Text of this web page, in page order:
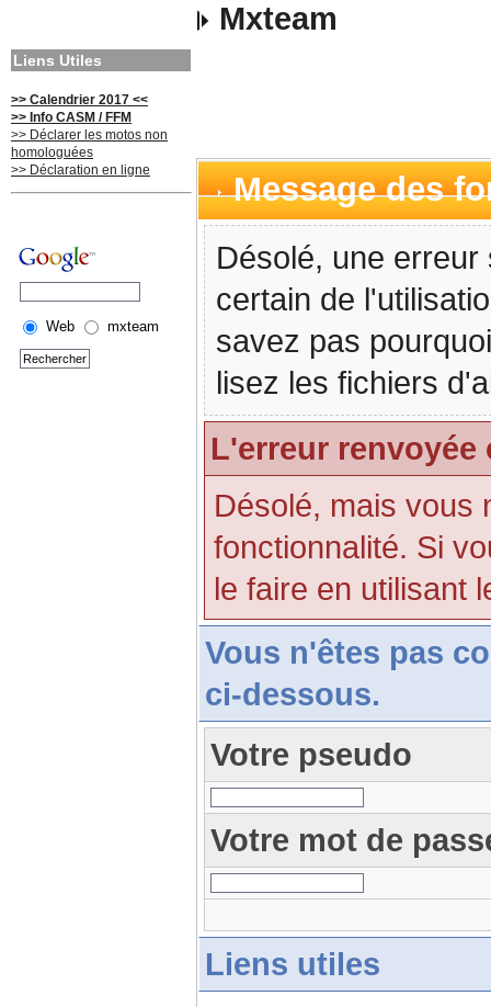
Liens Utiles
>> Calendrier 2017 <<
>> Info CASM / FFM
>> Déclarer les motos non
homologuées
>> Déclaration en ligne
Web mxteam
Mxteam
Message des
Désolé, une
certain de
savez pas
lisez les fichiers
L'erreur renvoyée
Désolé, mais vous
fonctionnalité. Si
le faire en utilisant
Vous n'êtes pas
ci-dessous.
Votre pseudo
Votre mot de
Liens utiles